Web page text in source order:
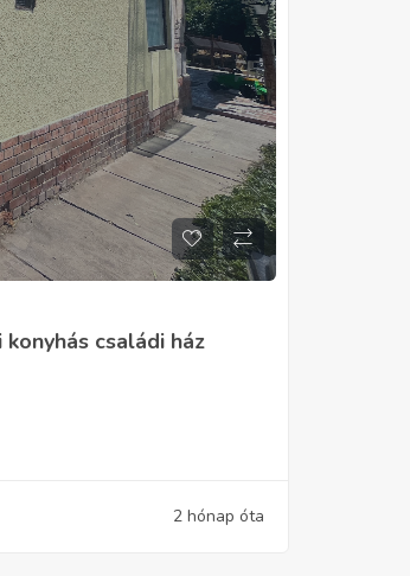
családi ház
2 hónap óta